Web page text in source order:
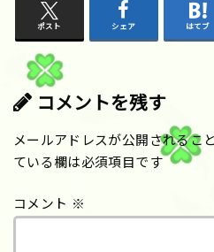
ポスト シェア はてブ
コメントを残す
メールアドレスが公開されるこ
ている欄は必須項目です
コメント ※